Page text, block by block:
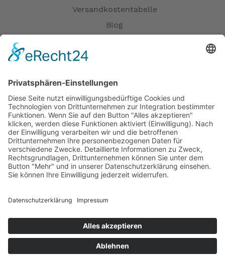
Versandkostentabelle
Blog
Öffnungszeiten
Versandpartner
Verfügbarkeiten
Zahlung und Versand
Datenschutz
Fernabsatz
Widerrufsrecht MS
Kontakt
Garantiefall